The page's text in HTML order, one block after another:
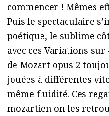
commencer ! Mêmes
Puis le spectaculaire
poétique, le sublime
avec ces Variations sur
de Mozart opus 2
jouées à différentes
même fluidité. Ces
mozartien on les